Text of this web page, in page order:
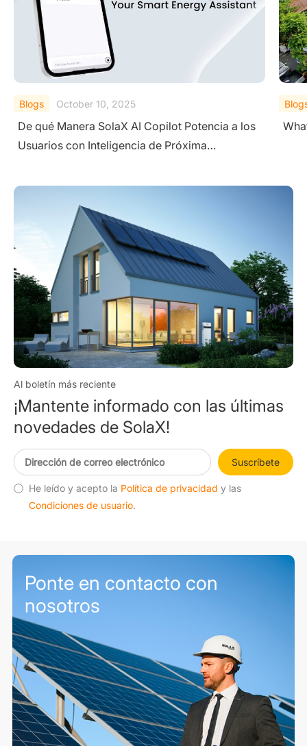
Blogs September 19, 2025
What is a Residential Photovoltaic (PV) System?
A
Al boletín más reciente
¡Mantente informado con las últimas
novedades de SolaX!
Suscríbete
He leído y acepto la Política de privacidad y las
Condiciones de usuario.
Ponte en contacto con
nosotros